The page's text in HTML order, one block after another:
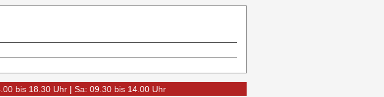
bis 18.30 Uhr | Sa: 09.30 bis 14.00 Uhr